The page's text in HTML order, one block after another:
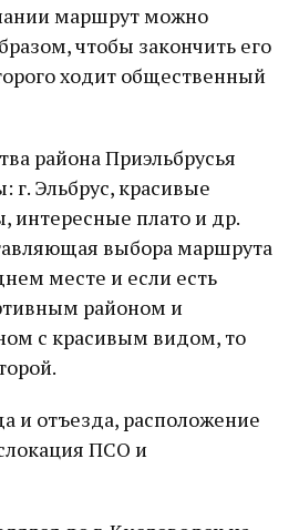
маршрут можно
чтобы закончить его
ходит общественный
района Приэльбрусья
г. Эльбрус, красивые
плато и др.
выбора маршрута
месте и если есть
районом и
с красивым видом, то
и отъезда, расположение
ПСО и